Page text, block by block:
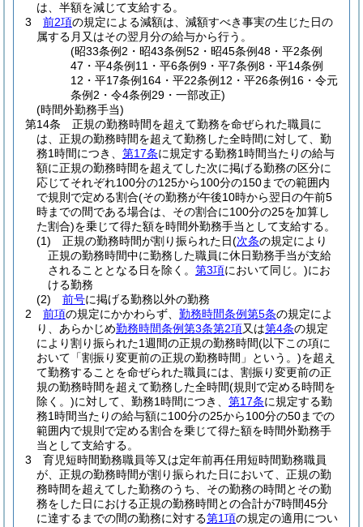
は、半額を減じて支給する。
3
前2項の規定による減額は、減額すべき事実の生じた日の
属する月又はその翌月分の給与から行う。
(昭33条例2・昭43条例52・昭45条例48・平2条例
47・平4条例11・平6条例9・平7条例8・平14条例
12・平17条例164・平22条例12・平26条例16・令元
条例2・令4条例29・一部改正)
(時間外勤務手当)
第14条
正規の勤務時間を超えて勤務を命ぜられた職員に
は、正規の勤務時間を超えて勤務した全時間に対して、勤
務1時間につき、 第17条に規定する勤務1時間当たりの給与
額に正規の勤務時間を超えてした次に掲げる勤務の区分に
応じてそれぞれ100分の125から100分の150までの範囲内
で規則で定める割合(その勤務が午後10時から翌日の午前5
時までの間である場合は、その割合に100分の25を加算し
た割合)を乗じて得た額を時間外勤務手当として支給する。
(1)
正規の勤務時間が割り振られた日(次条の規定により
正規の勤務時間中に勤務した職員に休日勤務手当が支給
されることとなる日を除く。 第3項において同じ。)にお
ける勤務
(2)
前号に掲げる勤務以外の勤務
2
前項の規定にかかわらず、 勤務時間条例第5条の規定によ
り、あらかじめ勤務時間条例第3条第2項又は第4条の規定
により割り振られた1週間の正規の勤務時間(以下この項に
おいて「割振り変更前の正規の勤務時間」という。)を超え
て勤務することを命ぜられた職員には、割振り変更前の正
規の勤務時間を超えて勤務した全時間(規則で定める時間を
除く。)に対して、勤務1時間につき、 第17条に規定する勤
務1時間当たりの給与額に100分の25から100分の50までの
範囲内で規則で定める割合を乗じて得た額を時間外勤務手
当として支給する。
3
育児短時間勤務職員等又は定年前再任用短時間勤務職員
が、正規の勤務時間が割り振られた日において、正規の勤
務時間を超えてした勤務のうち、その勤務の時間とその勤
務をした日における正規の勤務時間との合計が7時間45分
に達するまでの間の勤務に対する第1項の規定の適用につい